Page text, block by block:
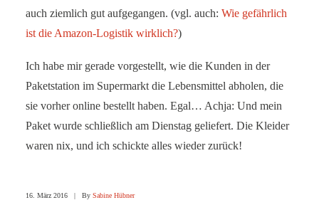
auch ziemlich gut aufgegangen. (vgl. auch: Wie gefährlich
ist die Amazon-Logistik wirklich?)
Ich habe mir gerade vorgestellt, wie die Kunden in der
Paketstation im Supermarkt die Lebensmittel abholen, die
sie vorher online bestellt haben. Egal… Achja: Und mein
Paket wurde schließlich am Dienstag geliefert. Die Kleider
waren nix, und ich schickte alles wieder zurück!
16. März 2016 | By Sabine Hübner